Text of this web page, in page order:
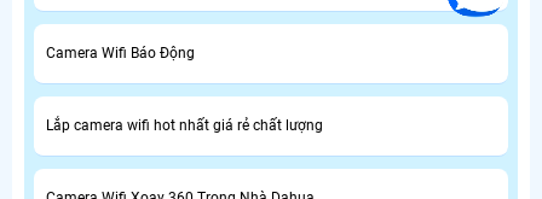
Camera Wifi Báo Động
Lắp camera wifi hot nhất giá rẻ chất lượng